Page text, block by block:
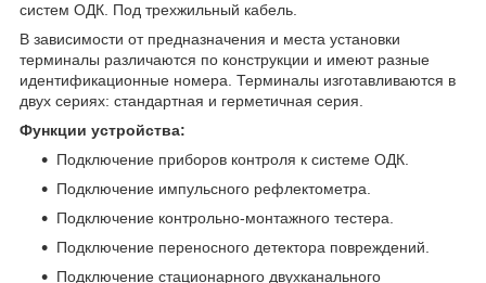
систем ОДК. Под трехжильный кабель.
В зависимости от предназначения и места установки
терминалы различаются по конструкции и имеют разные
идентификационные номера. Терминалы изготавливаются в
двух сериях: стандартная и герметичная серия.
Функции устройства:
Подключение приборов контроля к системе ОДК.
Подключение импульсного рефлектометра.
Подключение контрольно-монтажного тестера.
Подключение переносного детектора повреждений.
Подключение стационарного двухканального